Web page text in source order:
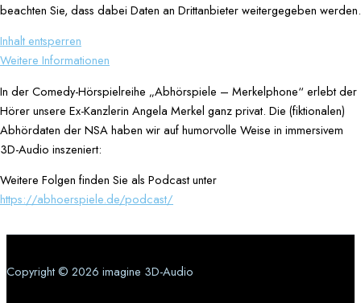
beachten Sie, dass dabei Daten an Drittanbieter weitergegeben werden.
Inhalt entsperren
Weitere Informationen
In der Comedy-Hörspielreihe „Abhörspiele – Merkelphone“ erlebt der
Hörer unsere Ex-Kanzlerin Angela Merkel ganz privat. Die (fiktionalen)
Abhördaten der NSA haben wir auf humorvolle Weise in immersivem
3D-Audio inszeniert:
Weitere Folgen finden Sie als Podcast unter
https://abhoerspiele.de/podcast/
Copyright © 2026 imagine 3D-Audio